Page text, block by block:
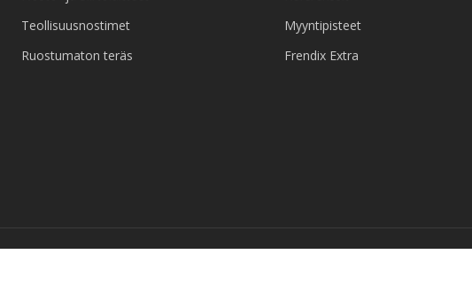
Teollisuusnostimet
Ruostumaton teräs
Myyntipisteet
Frendix Extra